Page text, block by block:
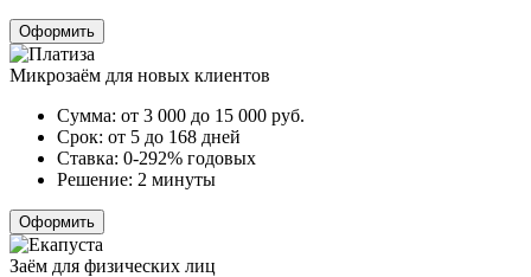
Оформить
Микрозаём для новых клиентов
Сумма: от 3 000 до 15 000 руб.
Срок: от 5 до 168 дней
Ставка: 0-292% годовых
Решение: 2 минуты
Оформить
Заём для физических лиц